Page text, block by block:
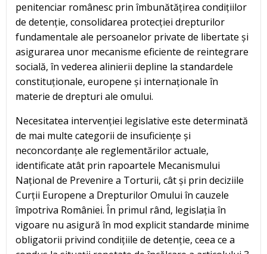
penitenciar românesc prin îmbunătățirea condițiilor
de detenție, consolidarea protecției drepturilor
fundamentale ale persoanelor private de libertate și
asigurarea unor mecanisme eficiente de reintegrare
socială, în vederea alinierii depline la standardele
constituționale, europene și internaționale în
materie de drepturi ale omului.
Necesitatea intervenției legislative este determinată
de mai multe categorii de insuficiențe și
neconcordanțe ale reglementărilor actuale,
identificate atât prin rapoartele Mecanismului
Național de Prevenire a Torturii, cât și prin deciziile
Curții Europene a Drepturilor Omului în cauzele
împotriva României. În primul rând, legislația în
vigoare nu asigură în mod explicit standarde minime
obligatorii privind condițiile de detenție, ceea ce a